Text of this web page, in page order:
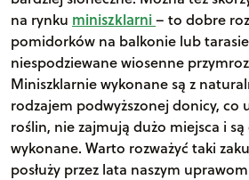
na rynku miniszklarni– to dobre
pomidorków na balkonie lub
niespodziewane wiosenne
Miniszklarnie wykonane są z
rodzajem podwyższonej donicy, co
roślin, nie zajmują dużo miejsca i
wykonane. Warto rozważyć taki
posłuży przez lata naszym